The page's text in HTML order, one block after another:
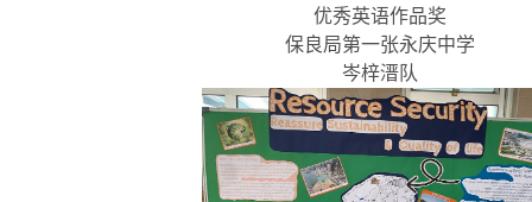
优秀英语作品奖
保良局第一张永庆中学
岑梓溍队